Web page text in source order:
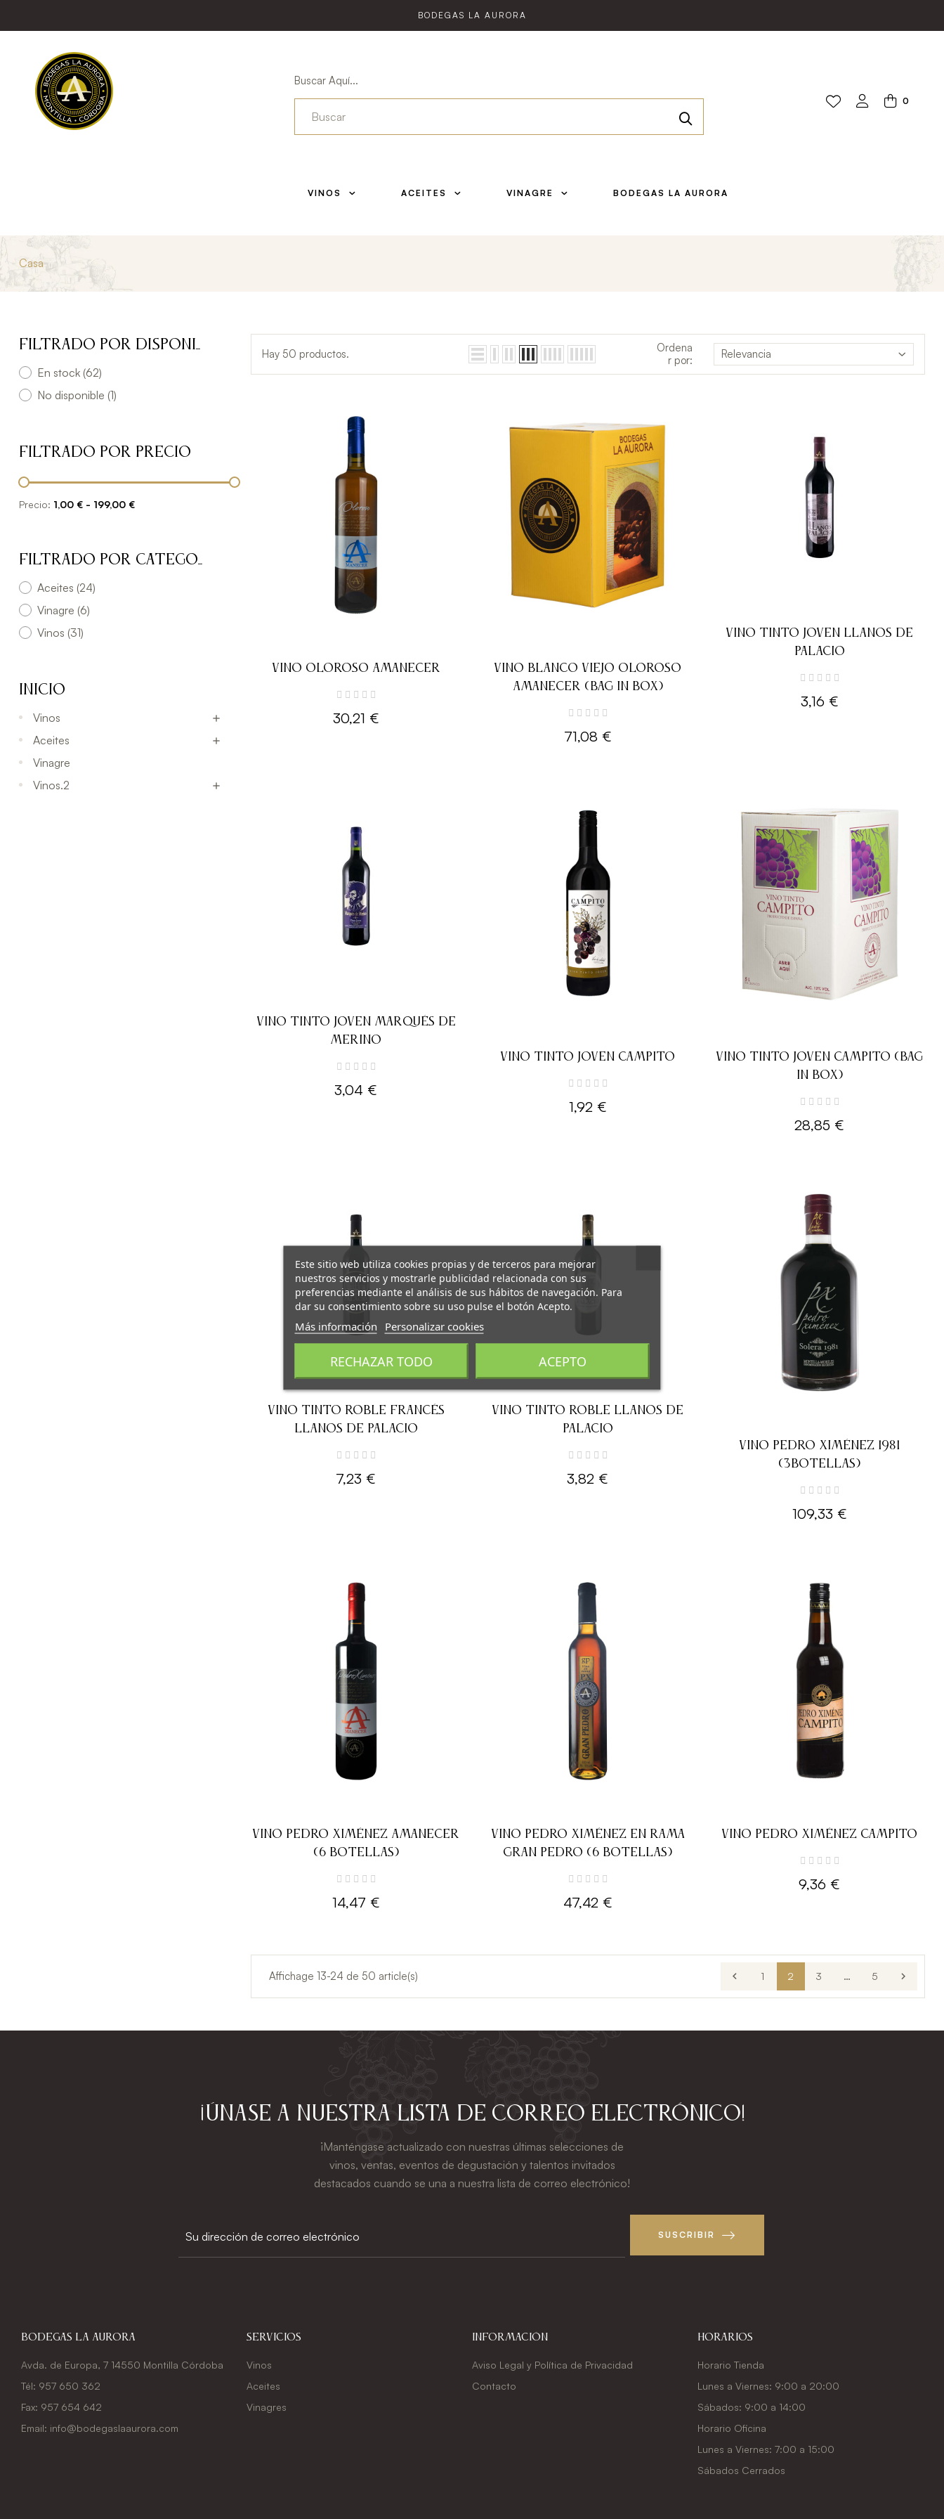
BODEGAS LA AURORA
Buscar Aquí...
0
VINOS ACEITES VINAGRE BODEGAS LA AURORA
Casa
Filtrado por Disponibilidad
En stock (62)
No disponible (1)
Filtrado por Precio
Precio: 1,00 € - 199,00 €
Filtrado por Categorías
Aceites (24)
Vinagre (6)
Vinos (31)
INICIO
Vinos

Aceites 
Vinagre
Vinos.2

Hay 50 productos.
Ordena
r por:
Relevancia
VINO OLOROSO AMANECER
30,21 €
VINO BLANCO VIEJO OLOROSO
AMANECER (BAG IN BOX)
71,08 €
VINO TINTO JOVEN LLANOS DE
PALACIO
3,16 €
VINO TINTO JOVEN MARQUÉS DE
MERINO
3,04 €
VINO TINTO JOVEN CAMPITO
1,92 €
VINO TINTO JOVEN CAMPITO (BAG
IN BOX)
28,85 €
VINO TINTO ROBLE FRANCÉS
LLANOS DE PALACIO
7,23 €
VINO TINTO ROBLE LLANOS DE
PALACIO
3,82 €
VINO PEDRO XIMÉNEZ 1981
(3BOTELLAS)
109,33 €
VINO PEDRO XIMÉNEZ AMANECER
(6 BOTELLAS)
14,47 €
VINO PEDRO XIMÉNEZ EN RAMA
GRAN PEDRO (6 BOTELLAS)
47,42 €
VINO PEDRO XIMÉNEZ CAMPITO
9,36 €
Affichage 13-24 de 50 article(s)  1 2 3 … 5 
¡Únase a nuestra lista de correo electrónico!
¡Manténgase actualizado con nuestras últimas selecciones de
vinos, ventas, eventos de degustación y talentos invitados
destacados cuando se una a nuestra lista de correo electrónico!
SUSCRIBIR
Bodegas La Aurora
Avda. de Europa, 7 14550 Montilla Córdoba
Tél: 957 650 362
Fax: 957 654 642
Email: info@bodegaslaaurora.com
Servicios
Vinos
Aceites
Vinagres
Información
Aviso Legal y Política de Privacidad
Contacto
Horarios
Horario Tienda
Lunes a Viernes: 9:00 a 20:00
Sábados: 9:00 a 14:00
Horario Oficina
Lunes a Viernes: 7:00 a 15:00
Sábados Cerrados
Este sitio web utiliza cookies propias y de terceros para mejorar
nuestros servicios y mostrarle publicidad relacionada con sus
preferencias mediante el análisis de sus hábitos de navegación. Para
dar su consentimiento sobre su uso pulse el botón Acepto.
Más información Personalizar cookies
RECHAZAR TODO ACEPTO